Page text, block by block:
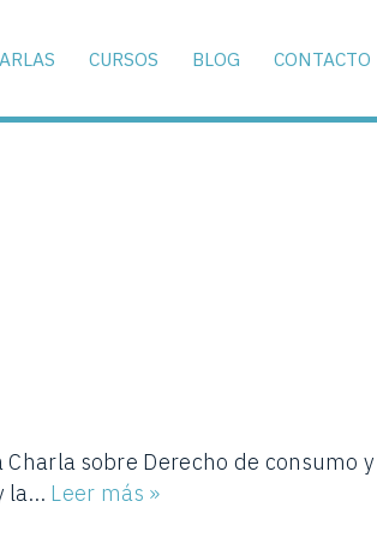
CURSOS BLOG CONTACTO
sobre Derecho de consumo y
la… Leer más »